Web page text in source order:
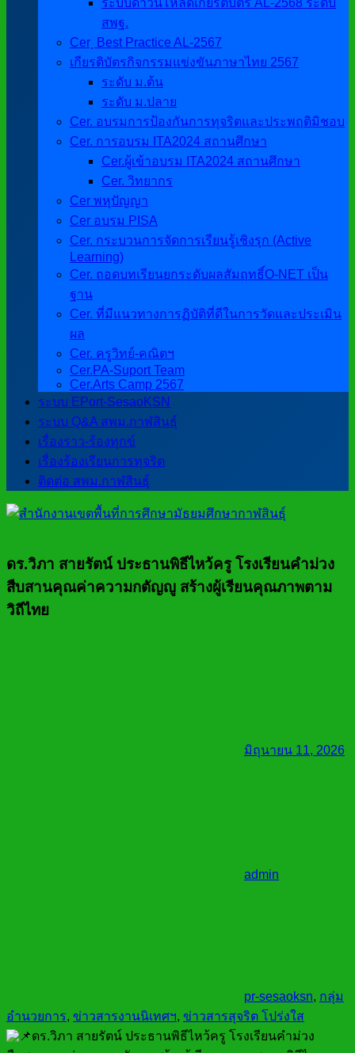
ระบบดาวน์โหลดเกียรติบัตร AL-2568 ระดับ
สพฐ.
Cer ฺ Best Practice AL-2567
เกียรติบัตรกิจกรรมแข่งขันภาษาไทย 2567
ระดับ ม.ต้น
ระดับ ม.ปลาย
Cer. อบรมการป้องกันการทุจริตและประพฤติมิชอบ
Cer. การอบรม ITA2024 สถานศึกษา
Cer.ผู้เข้าอบรม ITA2024 สถานศึกษา
Cer. วิทยากร
Cer พหุปัญญา
Cer อบรม PISA
Cer. กระบวนการจัดการเรียนรู้เชิงรุก (Active
Learning)
Cer. ถอดบทเรียนยกระดับผลสัมฤทธิ์O-NET เป็น
ฐาน
Cer. ที่มีแนวทางการฏิบัติที่ดีในการวัดและประเมิน
ผล
Cer. ครูวิทย์-คณิตฯ
Cer.PA-Suport Team
Cer.Arts Camp 2567
ระบบ EPort-SesaoKSN
ระบบ Q&A สพม.กาฬสินธุ์
เรื่องราว-ร้องทุกข์
เรื่องร้องเรียนการทุจริต
ติดต่อ สพม.กาฬสินธุ์
ดร.วิภา สายรัตน์ ประธานพิธีไหว้ครู โรงเรียนคำม่วง
สืบสานคุณค่าความกตัญญู สร้างผู้เรียนคุณภาพตาม
วิถีไทย
มิถุนายน 11, 2026
admin
pr-sesaoksn, กลุ่ม
อำนวยการ, ข่าวสารงานนิเทศฯ, ข่าวสารสุจริต โปร่งใส
ดร.วิภา สายรัตน์ ประธานพิธีไหว้ครู โรงเรียนคำม่วง